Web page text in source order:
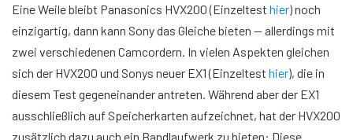
Eine Weile bleibt Panasonics HVX200 (Einzeltest hier) noch
einzigartig, dann kann Sony das Gleiche bieten — allerdings mit
zwei verschiedenen Camcordern. In vielen Aspekten gleichen
sich der HVX200 und Sonys neuer EX1 (Einzeltest hier), die in
diesem Test gegeneinander antreten. Während aber der EX1
ausschließlich auf Speicherkarten aufzeichnet, hat der HVX200
zusätzlich dazu auch ein Bandlaufwerk zu bieten: Diese